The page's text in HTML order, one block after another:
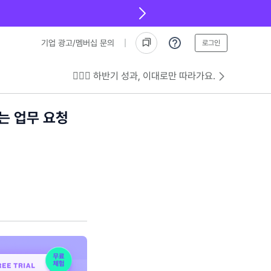
기업 광고/멤버십 문의 로그인
💁🏻‍♂️ 하반기 성과, 이대로만 따라가요.
업무 요청